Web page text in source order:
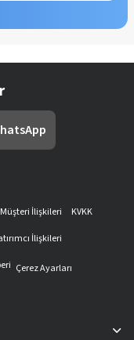
Müşteri İlişkileri
KVKK
İlişkileri
Çerez Ayarları